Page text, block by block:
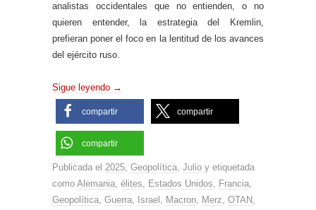
analistas occidentales que no entienden, o no
quieren entender, la estrategia del Kremlin,
prefieran poner el foco en la lentitud de los avances
del ejército ruso.
Sigue leyendo →
compartir compartir
compartir
Publicada el 2025, Geopolítica, Julio y etiquetada
como Alemania, élites, Estados Unidos, Francia,
Geopolítica, Guerra, Israel , Macron, Merz, OTAN,